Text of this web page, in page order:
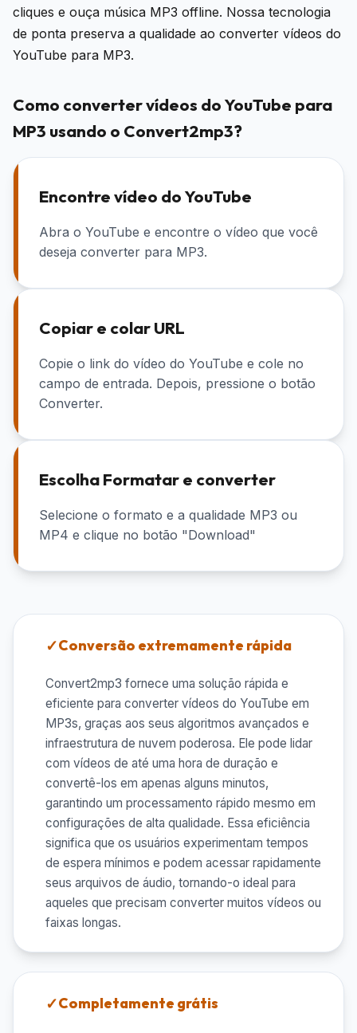
cliques e ouça música MP3 offline. Nossa tecnologia
de ponta preserva a qualidade ao converter vídeos do
YouTube para MP3.
Como converter vídeos do YouTube para
MP3 usando o Convert2mp3?
Encontre vídeo do YouTube
Abra o YouTube e encontre o vídeo que você
deseja converter para MP3.
Copiar e colar URL
Copie o link do vídeo do YouTube e cole no
campo de entrada. Depois, pressione o botão
Converter.
Escolha Formatar e converter
Selecione o formato e a qualidade MP3 ou
MP4 e clique no botão "Download"
Conversão extremamente rápida
Convert2mp3 fornece uma solução rápida e
eficiente para converter vídeos do YouTube em
MP3s, graças aos seus algoritmos avançados e
infraestrutura de nuvem poderosa. Ele pode lidar
com vídeos de até uma hora de duração e
convertê-los em apenas alguns minutos,
garantindo um processamento rápido mesmo em
configurações de alta qualidade. Essa eficiência
significa que os usuários experimentam tempos
de espera mínimos e podem acessar rapidamente
seus arquivos de áudio, tornando-o ideal para
aqueles que precisam converter muitos vídeos ou
faixas longas.
Completamente grátis